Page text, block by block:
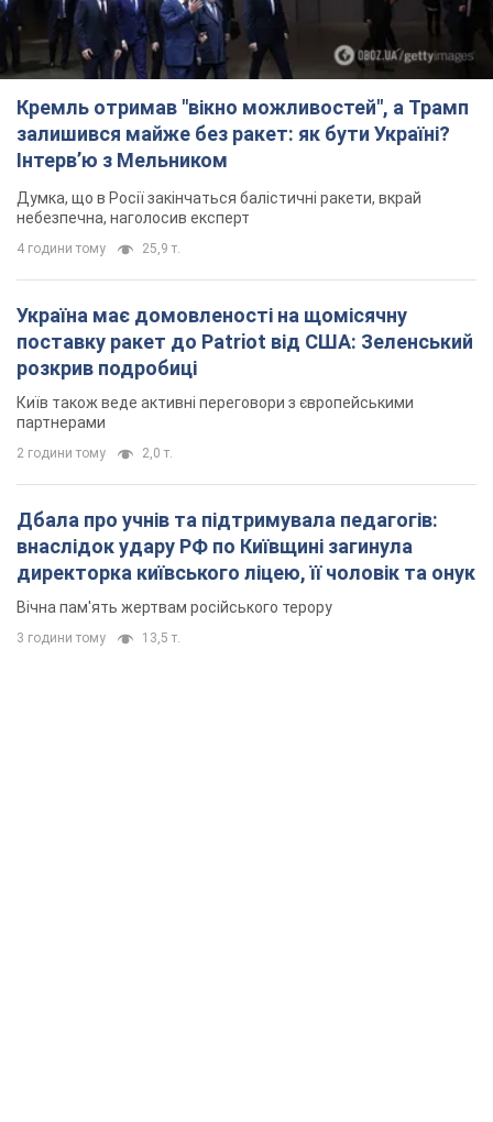
Кремль отримав "вікно можливостей", а Трамп
залишився майже без ракет: як бути Україні?
Інтерв’ю з Мельником
Думка, що в Росії закінчаться балістичні ракети, вкрай
небезпечна, наголосив експерт
4 години тому 25,9 т.
Україна має домовленості на щомісячну
поставку ракет до Patriot від США: Зеленський
розкрив подробиці
Київ також веде активні переговори з європейськими
партнерами
2 години тому 2,0 т.
Дбала про учнів та підтримувала педагогів:
внаслідок удару РФ по Київщині загинула
директорка київського ліцею, її чоловік та онук
Вічна пам'ять жертвам російського терору
3 години тому 13,5 т.